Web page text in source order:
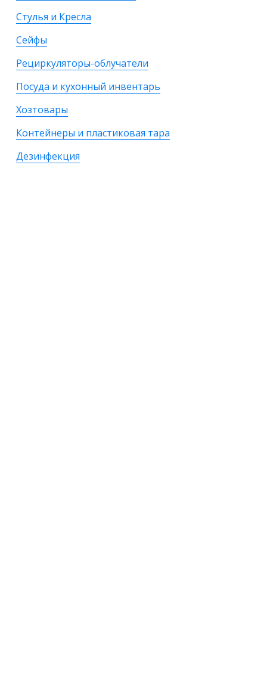
Стулья и Кресла
Сейфы
Рециркуляторы-облучатели
Посуда и кухонный инвентарь
Хозтовары
Контейнеры и пластиковая тара
Дезинфекция